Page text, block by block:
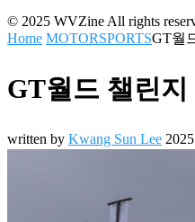
© 2025 WVZine All rights
Home MOTORSPORTSGT월
GT월드 챌린지
written by Kwang Sun Lee